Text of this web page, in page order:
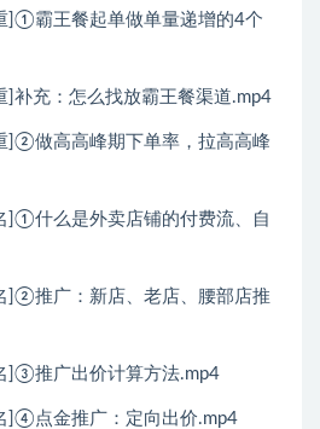
]①霸王餐起单做单量递增的4个
]补充：怎么找放霸王餐渠道.mp4
]②做高高峰期下单率，拉高高峰
]①什么是外卖店铺的付费流、自
]②推广：新店、老店、腰部店推
]③推广出价计算方法.mp4
]④点金推广：定向出价.mp4